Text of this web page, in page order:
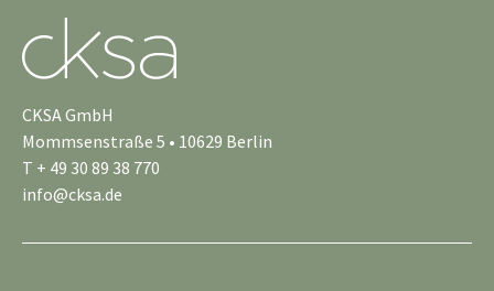
CKSA GmbH
Mommsenstraße 5 • 10629 Berlin
T + 49 30 89 38 770
info@cksa.de